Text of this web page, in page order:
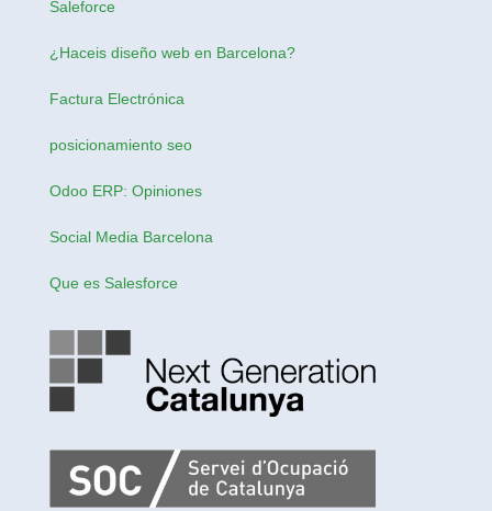
Saleforce
¿Haceis diseño web en Barcelona?
Factura Electrónica
posicionamiento seo
Odoo ERP: Opiniones
Social Media Barcelona
Que es Salesforce